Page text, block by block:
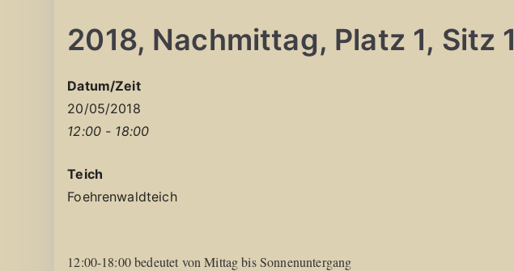
2018, Nachmittag, Platz 1, Sitz 1
Datum/Zeit
20/05/2018
12:00 - 18:00
Teich
Foehrenwaldteich
12:00-18:00 bedeutet von Mittag bis Sonnenuntergang